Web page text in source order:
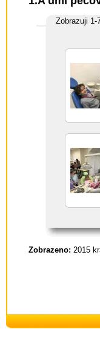
Zobrazuji 1-
Zobrazeno: 2015